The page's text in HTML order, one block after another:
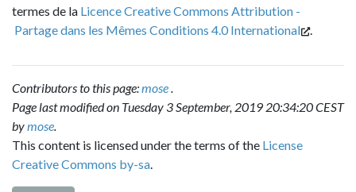
termes de la Licence Creative Commons Attribution -
Partage dans les Mêmes Conditions 4.0 International
.
Contributors to this page:mose
Page last modified on Tuesday 3 September, 2019 20:34:20 CEST
bymose
This content is licensed under the terms of the License
Creative Commons by-sa